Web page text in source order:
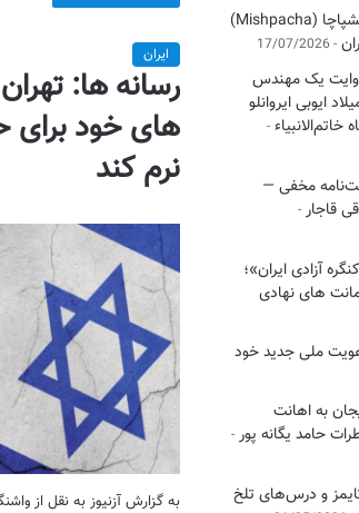
ایران
رسانه ها:
های خود برای
نرم کند
به گزارش آزنیوز به نقل از
مصاحبه مریم فاروقی قاجار با روزنامه میشپاچا (Mishpacha)
17/07/2026
یک مهندس
ایوبی ایروانلو
مخفی —
قاجار
آزادی ایران»؛
های نهادی
هویت ملی جدید خود
به اهانت
و درس‌های تلخ